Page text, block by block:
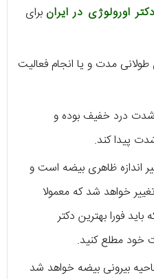
اورولوژی در ایرانبرای
مدت و یا انجام فعالیت
درد خفیف بوده و
پیدا کند.
اندازه ظاهری بیضه است و
خواهد شد که معمولا
فورا بهترین دکتر
خود مطلع کنید.
بیرونی بیضه خواهد شد